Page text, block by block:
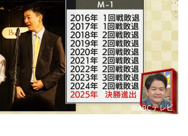
©ABCテレビ